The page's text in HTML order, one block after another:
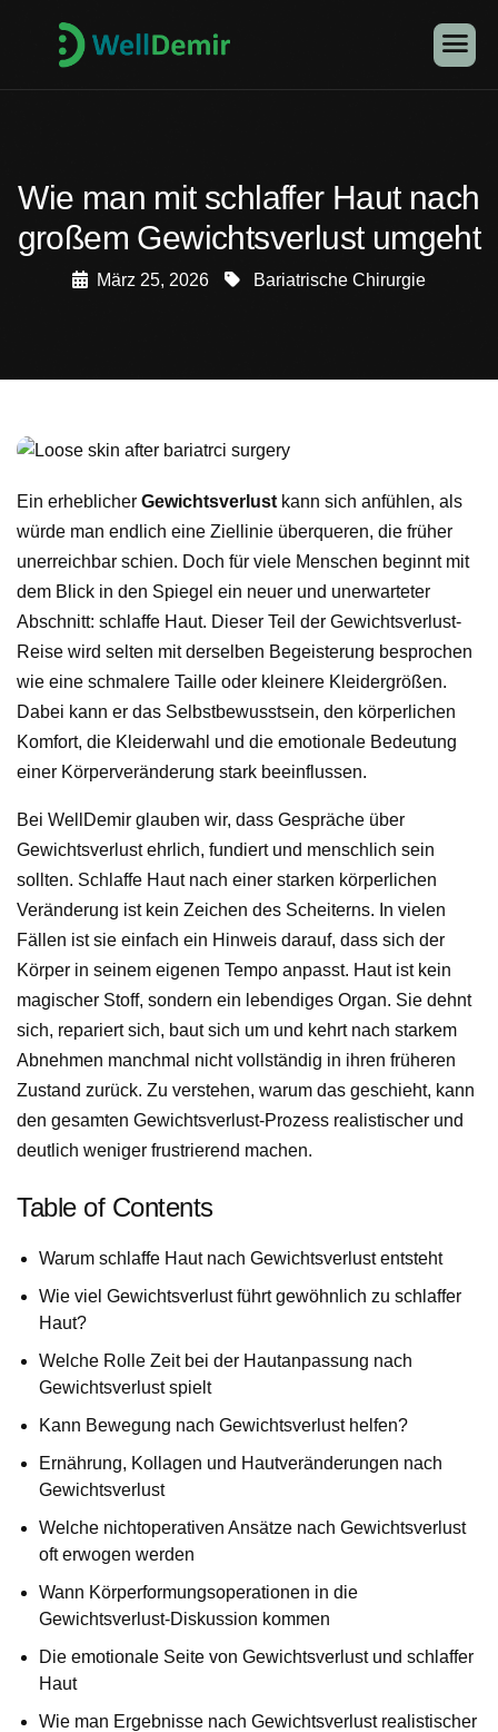
Wie man mit schlaffer Haut nach
großem Gewichtsverlust umgeht
März 25, 2026 Bariatrische Chirurgie
Ein erheblicher Gewichtsverlust kann sich anfühlen, als
würde man endlich eine Ziellinie überqueren, die früher
unerreichbar schien. Doch für viele Menschen beginnt mit
dem Blick in den Spiegel ein neuer und unerwarteter
Abschnitt: schlaffe Haut. Dieser Teil der Gewichtsverlust-
Reise wird selten mit derselben Begeisterung besprochen
wie eine schmalere Taille oder kleinere Kleidergrößen.
Dabei kann er das Selbstbewusstsein, den körperlichen
Komfort, die Kleiderwahl und die emotionale Bedeutung
einer Körperveränderung stark beeinflussen.
Bei WellDemir glauben wir, dass Gespräche über
Gewichtsverlust ehrlich, fundiert und menschlich sein
sollten. Schlaffe Haut nach einer starken körperlichen
Veränderung ist kein Zeichen des Scheiterns. In vielen
Fällen ist sie einfach ein Hinweis darauf, dass sich der
Körper in seinem eigenen Tempo anpasst. Haut ist kein
magischer Stoff, sondern ein lebendiges Organ. Sie dehnt
sich, repariert sich, baut sich um und kehrt nach starkem
Abnehmen manchmal nicht vollständig in ihren früheren
Zustand zurück. Zu verstehen, warum das geschieht, kann
den gesamten Gewichtsverlust-Prozess realistischer und
deutlich weniger frustrierend machen.
Table of Contents
Warum schlaffe Haut nach Gewichtsverlust entsteht
Wie viel Gewichtsverlust führt gewöhnlich zu schlaffer
Haut?
Welche Rolle Zeit bei der Hautanpassung nach
Gewichtsverlust spielt
Kann Bewegung nach Gewichtsverlust helfen?
Ernährung, Kollagen und Hautveränderungen nach
Gewichtsverlust
Welche nichtoperativen Ansätze nach Gewichtsverlust
oft erwogen werden
Wann Körperformungsoperationen in die
Gewichtsverlust-Diskussion kommen
Die emotionale Seite von Gewichtsverlust und schlaffer
Haut
Wie man Ergebnisse nach Gewichtsverlust realistischer